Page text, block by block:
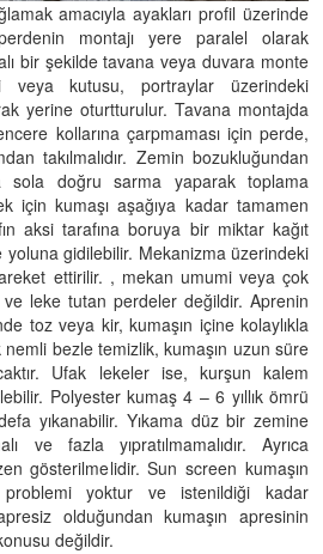
amacıyla ayakları profil üzerinde
montajı yere paralel olarak
bir şekilde tavana veya duvara monte
veya kutusu, portraylar üzerindeki
yerine oturtturulur. Tavana montajda
kollarına çarpmaması için perde,
takılmalıdır. Zemin bozukluğundan
sola doğru sarma yaparak toplama
için kumaşı aşağıya kadar tamamen
aksi tarafına boruya bir miktar kağıt
yoluna gidilebilir. Mekanizma üzerindeki
ettirilir. , mekan umumi veya çok
leke tutan perdeler değildir. Aprenin
toz veya kir, kumaşın içine kolaylıkla
nemli bezle temizlik, kumaşın uzun süre
Ufak lekeler ise, kurşun kalem
Polyester kumaş 4 – 6 yıllık ömrü
yıkanabilir. Yıkama düz bir zemine
ve fazla yıpratılmamalıdır. Ayrıca
gösterilmelidir. Sun screen kumaşın
yoktur ve istenildiği kadar
olduğundan kumaşın apresinin
değildir.